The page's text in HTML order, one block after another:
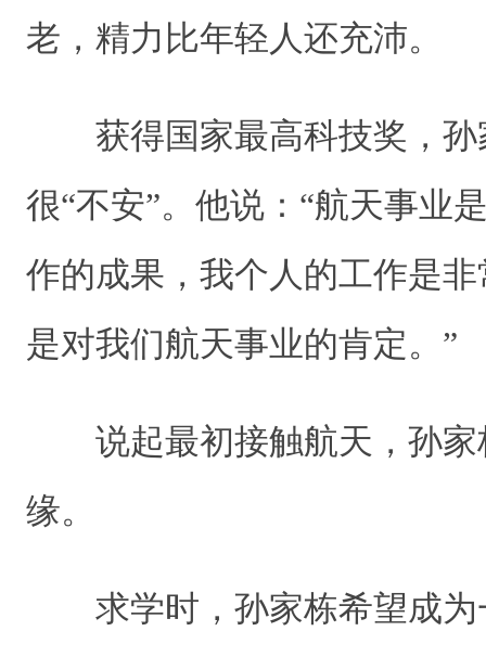
老，精力比年轻人还充沛。
获得国家最高科技奖，孙
很“不安”。他说：“航天事业
作的成果，我个人的工作是
是对我们航天事业的肯定。
说起最初接触航天，孙家
缘。
求学时，孙家栋希望成为